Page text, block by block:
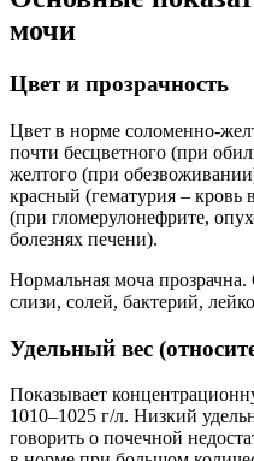
мочи
Цвет и прозрачность
Цвет в норме соломенно-
почти бесцветного (при
желтого (при
красный (гематурия – кровь
(при гломерулонефрите,
болезнях печени).
Нормальная моча
слизи, солей, бактерий,
Удельный вес
Показывает
1010–1025 г/л. Низкий
говорить о почечной